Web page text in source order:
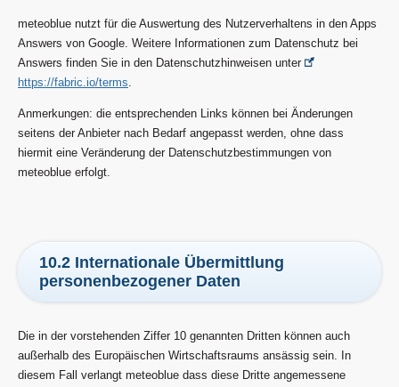
meteoblue nutzt für die Auswertung des Nutzerverhaltens in den Apps
Answers von Google. Weitere Informationen zum Datenschutz bei
Answers finden Sie in den Datenschutzhinweisen unter
https://fabric.io/terms
Anmerkungen: die entsprechenden Links können bei Änderungen
seitens der Anbieter nach Bedarf angepasst werden, ohne dass
hiermit eine Veränderung der Datenschutzbestimmungen von
meteoblue erfolgt.
10.2 Internationale Übermittlung
personenbezogener Daten
Die in der vorstehenden Ziffer 10 genannten Dritten können auch
außerhalb des Europäischen Wirtschaftsraums ansässig sein. In
diesem Fall verlangt meteoblue dass diese Dritte angemessene